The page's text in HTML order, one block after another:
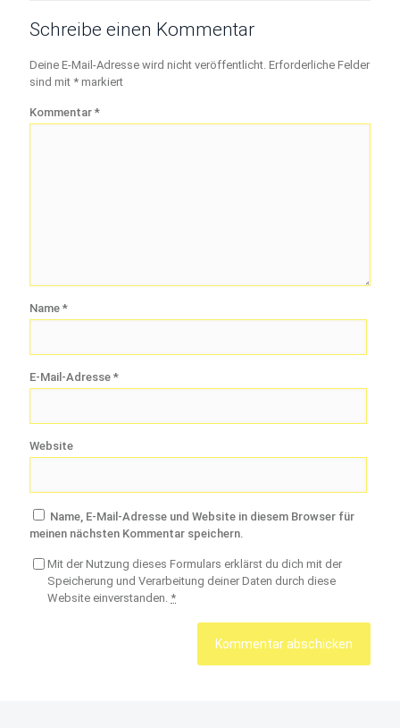
Schreibe einen Kommentar
Deine E-Mail-Adresse wird nicht veröffentlicht. Erforderliche Felder
sind mit * markiert
Kommentar *
Name *
E-Mail-Adresse *
Website
Name, E-Mail-Adresse und Website in diesem Browser für
meinen nächsten Kommentar speichern.
Mit der Nutzung dieses Formulars erklärst du dich mit der
Speicherung und Verarbeitung deiner Daten durch diese
Website einverstanden. *